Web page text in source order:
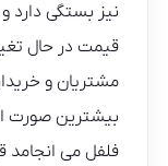
نیز بستگی دارد
قیمت در حال
مشتریان و
بیشترین صورت
فلفل می